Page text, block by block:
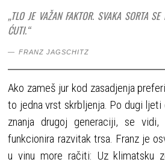
„TLO JE VAŽAN FAKTOR. SVAKA SORTA
ĆUTI.“
FRANZ JAGSCHITZ
Ako zameš jur kod zasadjenja
to jedna vrst skrbljenja. Po dugi ljeti
znanja drugoj generaciji, se
funkcionira razvitak trsa. Franz je
u vinu more račiti: Uz klimatsku